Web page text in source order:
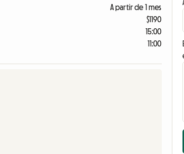
A partir de 1 mes
$1190
15:00
11:00